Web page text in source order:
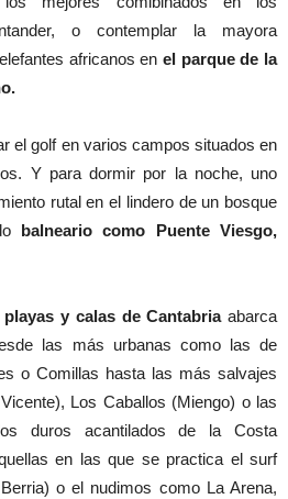
o contemplar la mayora
africanos en el parque de la
el golf en varios campos situados en
Y para dormir por la noche, uno
rutal en el lindero de un bosque
balneario como Puente Viesgo,
playas y calas de Cantabriaabarca
las más urbanas como las de
o Comillas hasta las más salvajes
Los Caballos (Miengo) o las
duros acantilados de la Costa
en las que se practica el surf
o el nudimos como La Arena,